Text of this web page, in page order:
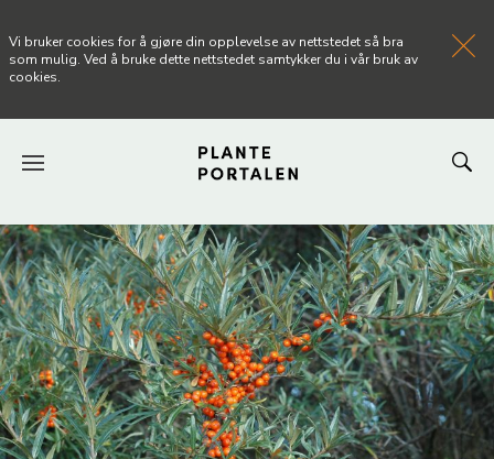
FORSIDEN
NYHETER
ARTIKLER
OM PLANTEPORTALEN
Vi bruker cookies for å gjøre din opplevelse av nettstedet så bra
som mulig. Ved å bruke dette nettstedet samtykker du i vår bruk av
cookies.